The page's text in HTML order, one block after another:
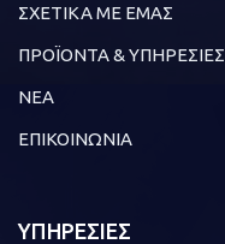
ΣΧΕΤΙΚΑ ΜΕ ΕΜΑΣ
ΠΡΟΪΟΝΤΑ & ΥΠΗΡΕΣΙΕΣ
ΝΕΑ
ΕΠΙΚΟΙΝΩΝΙΑ
ΥΠΗΡΕΣΙΕΣ